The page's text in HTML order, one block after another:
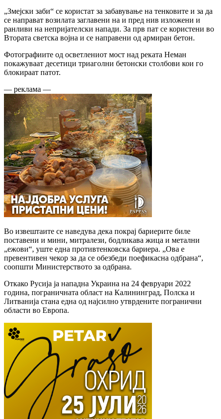
„Змејски заби“ се користат за забавување на тенковите и за да
се направат возилата заглавени на и пред нив изложени и
ранливи на непријателски напади. За прв пат се користени во
Втората светска војна и се направени од армиран бетон.
Фотографиите од осветлениот мост над реката Неман
покажуваат десетици триаголни бетонски столбови кои го
блокираат патот.
— реклама —
Во извештаите се наведува дека покрај бариерите биле
поставени и мини, митралези, бодликава жица и метални
„ежови“, уште една противтенковска бариера. „Ова е
превентивен чекор за да се обезбеди поефикасна одбрана“,
соопшти Министерството за одбрана.
Откако Русија ја нападна Украина на 24 февруари 2022
година, пограничната област на Калининград, Полска и
Литванија стана една од најсилно утврдените погранични
области во Европа.